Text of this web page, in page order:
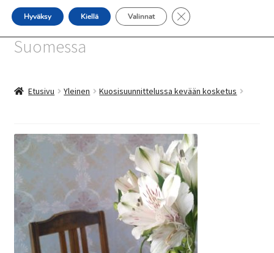
SHOP
INFO
SiniSusan kortit painetaan
Suomessa
Etusivu Yleinen Kuosisuunnittelussa kevään kosketus
Hyväksy Kiellä Valinnat Sulje evästebanneri